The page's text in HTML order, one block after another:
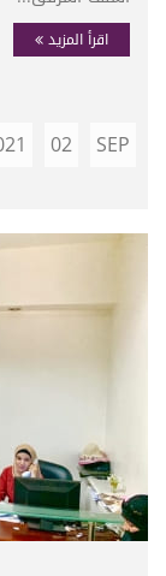
اقرأ المزيد
SEP
02